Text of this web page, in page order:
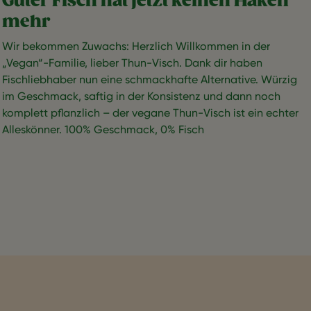
mehr
Wir bekommen Zuwachs: Herzlich Willkommen in der
„Vegan“-Familie, lieber Thun-Visch. Dank dir haben
Fischliebhaber nun eine schmackhafte Alternative. Würzig
im Geschmack, saftig in der Konsistenz und dann noch
komplett pflanzlich – der vegane Thun-Visch ist ein echter
Alleskönner. 100% Geschmack, 0% Fisch